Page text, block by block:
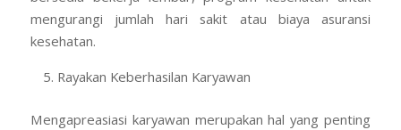
mengurangi jumlah hari sakit atau biaya asuransi
kesehatan.
Rayakan Keberhasilan Karyawan
Mengapreasiasi karyawan merupakan hal yang penting